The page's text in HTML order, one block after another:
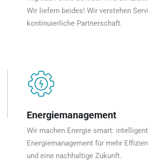
Wir liefern beides! Wir verstehen
kontinuierliche Partnerschaft.
Energiemanagement
Wir machen Energie smart:
Energiemanagement für mehr
und eine nachhaltige Zukunft.